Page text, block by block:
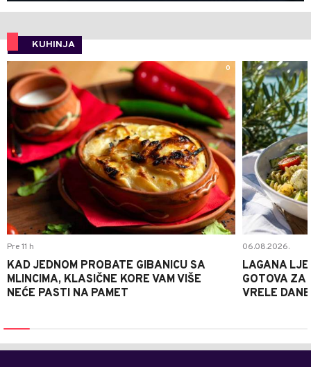
KUHINJA
0
Pre 11 h
KAD JEDNOM PROBATE GIBANICU SA
MLINCIMA, KLASIČNE KORE VAM VIŠE
NEĆE PASTI NA PAMET
06.08.2026.
LAGANA
GOTOVA ZA
VRELE DANE